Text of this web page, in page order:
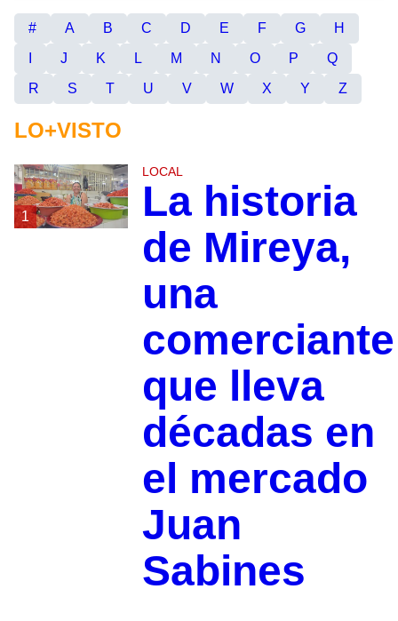
# A B C D E F G
H
J K L M N O P
Q
R
S T U V W X Y Z
LO+VISTO
1
LOCAL
La historia
de Mireya,
una
comerciante
que lleva
décadas en
el mercado
Juan
Sabines